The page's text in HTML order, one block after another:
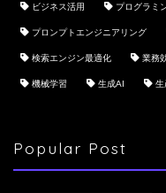
ビジネス活用 プログラミ
プロンプトエンジニアリング
検索エンジン最適化 業務
機械学習 生成AI 生
Popular Post